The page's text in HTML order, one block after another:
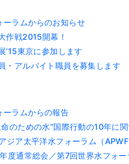
ーラムからのお知らせ
作戦2015開幕！
’15東京に参加します
・アルバイト職員を募集します
ーラムからの報告
命のための水”国際行動の10年に
ジア太平洋水フォーラム（
度通常総会／第7回世界水フォ